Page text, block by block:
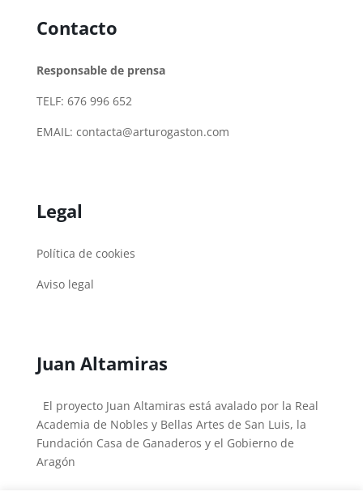
Contacto
Responsable de prensa
TELF: 676 996 652
EMAIL: contacta@arturogaston.com
Legal
Política de cookies
Aviso legal
Juan Altamiras
El proyecto Juan Altamiras está avalado por la Real
Academia de Nobles y Bellas Artes de San Luis, la
Fundación Casa de Ganaderos y el Gobierno de
Aragón